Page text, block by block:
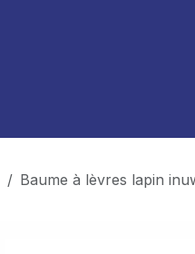
Baume à lèvres lapin